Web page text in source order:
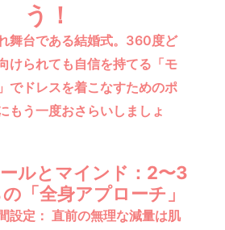
う！
舞台である結婚式。360度ど
けられても自信を持てる「モ
でドレスを着こなすためのポ
もう一度おさらいしましょ
ルとマインド：2〜3
「全身アプローチ」
設定： 直前の無理な減量は肌
吉祥寺 、
柏、千葉、船橋、越谷 宇都宮、天王
ジム内で他の会員様と顔を合わせる
クを行いたい方、初心者の女性、産
ジムに通いたい方など大歓迎です。
ておりますので、話しにくいご相談
やご相談もお受け致します。
ンセリングにお越し下さいませ。